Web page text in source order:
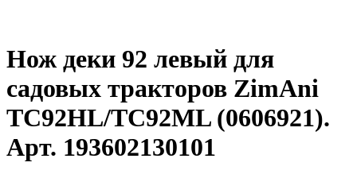
Нож деки 92 левый для
садовых тракторов ZimAni
TC92HL/TC92ML (0606921).
Арт. 193602130101